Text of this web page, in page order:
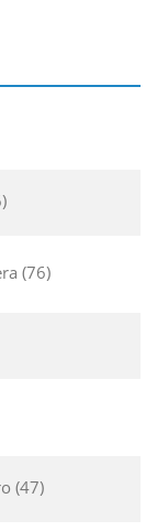
76
47